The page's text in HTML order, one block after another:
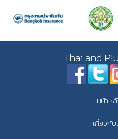
Thailand
หน้าห
เกี่ยวกับ